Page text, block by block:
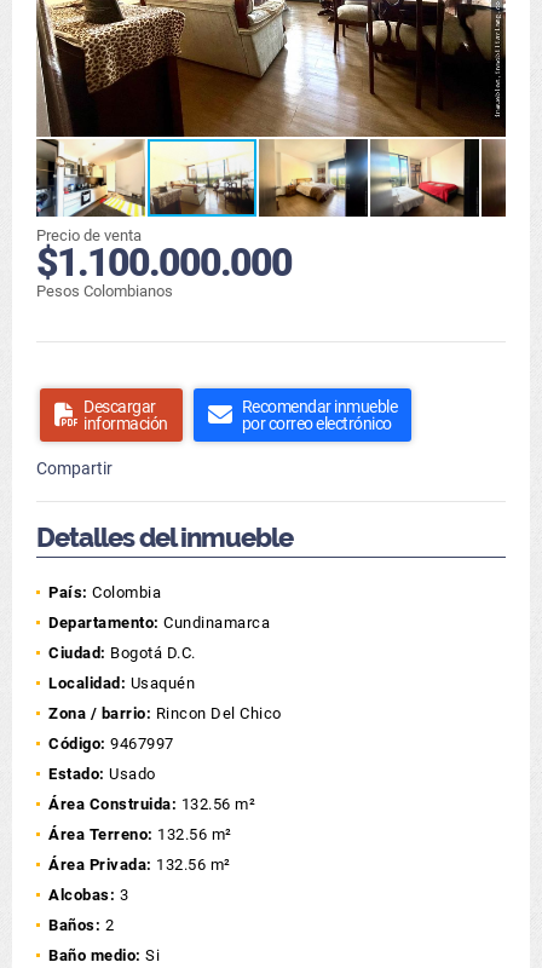
Precio de venta
$1.100.000.000
Pesos Colombianos
Descargar
información
Recomendar inmueble
por correo electrónico
Compartir
Detalles del inmueble
País: Colombia
Departamento: Cundinamarca
Ciudad: Bogotá D.C.
Localidad: Usaquén
Zona / barrio: Rincon Del Chico
Código: 9467997
Estado: Usado
Área Construida: 132.56 m²
Área Terreno: 132.56 m²
Área Privada: 132.56 m²
Alcobas: 3
Baños: 2
Baño medio: Si